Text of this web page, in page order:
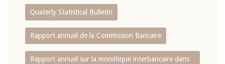
Quaterly Statistical Bulletin
Rapport annuel de la Commission Bancaire
Rapport annuel sur la monétique interbancaire dans